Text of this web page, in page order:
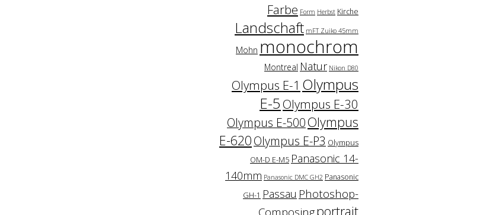
Farbe Form Herbst Kirche
Landschaft mFT Zuiko 45mm
Mohn monochrom
Montreal Natur Nikon D80
Olympus E-1 Olympus
E-5 Olympus E-30
Olympus E-500Olympus
E-620Olympus E-P3 Olympus
OM-D E-M5 Panasonic 14-
140mm Panasonic DMC GH2 Panasonic
GH-1 Passau Photoshop-
Composingportrait